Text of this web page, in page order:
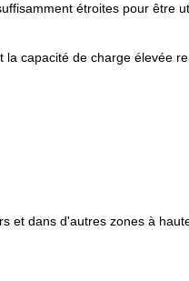
étroites pour être
capacité de charge élevée
et dans d'autres zones à